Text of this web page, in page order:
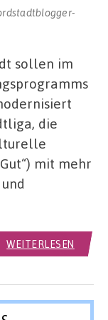
sollen im
die
mit mehr
WEITERLESEN